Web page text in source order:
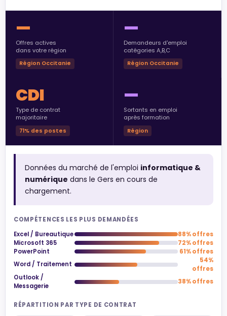
—
Offres actives
dans votre région
Région Occitanie
—
Demandeurs d'emploi
catégories A,B,C
Région Occitanie
CDI
Type de contrat
majoritaire
71% des postes
—
Sortants en emploi
après formation
Région
Données du marché de l'emploi informatique &
numérique dans le Gers en cours de
chargement.
COMPÉTENCES LES PLUS DEMANDÉES
Excel / Bureautique
88% offres
Microsoft 365
72% offres
PowerPoint
61% offres
Word / Traitement
54%
offres
Outlook /
Messagerie
38% offres
RÉPARTITION PAR TYPE DE CONTRAT